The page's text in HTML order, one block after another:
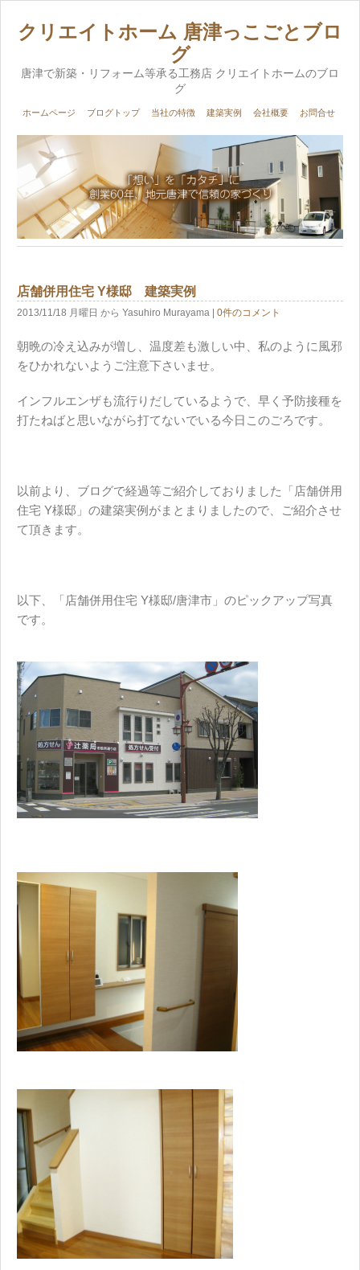
クリエイトホーム 唐津っこごとブロ
グ
唐津で新築・リフォーム等承る工務店 クリエイトホームのブロ
グ
ホームページ ブログトップ 当社の特徴 建築実例 会社概要 お問合せ
店舗併用住宅 Y様邸 建築実例
2013/11/18 月曜日 から Yasuhiro Murayama 0件のコメント
朝晩の冷え込みが増し、温度差も激しい中、私のように風邪
をひかれないようご注意下さいませ。
インフルエンザも流行りだしているようで、早く予防接種を
打たねばと思いながら打てないでいる今日このごろです。
以前より、ブログで経過等ご紹介しておりました「店舗併用
住宅 Y様邸」の建築実例がまとまりましたので、ご紹介させ
て頂きます。
以下、「店舗併用住宅 Y様邸/唐津市」のピックアップ写真
です。